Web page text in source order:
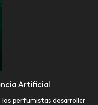
Artificial
perfumistas desarrollar